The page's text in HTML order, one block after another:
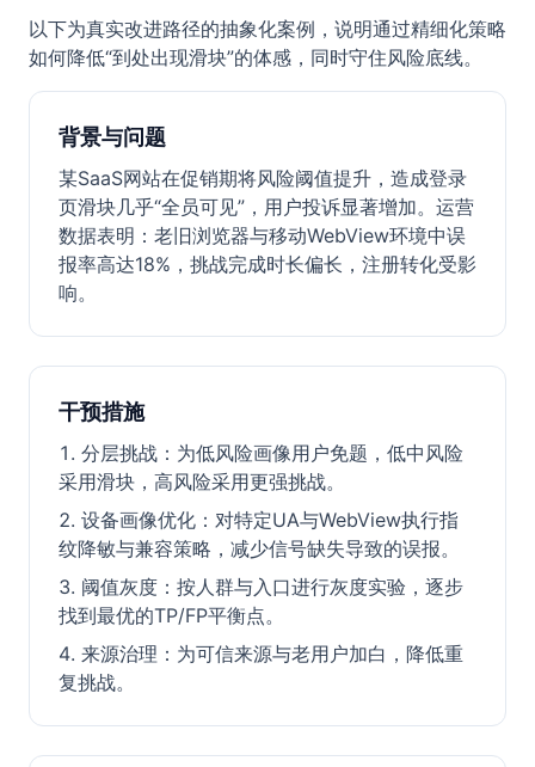
以下为真实改进路径的抽象化案例，说明通过精细化策略
如何降低“到处出现滑块”的体感，同时守住风险底线。
背景与问题
某SaaS网站在促销期将风险阈值提升，造成登录
页滑块几乎“全员可见”，用户投诉显著增加。运营
数据表明：老旧浏览器与移动WebView环境中误
报率高达18%，挑战完成时长偏长，注册转化受影
响。
干预措施
分层挑战：为低风险画像用户免题，低中风险
采用滑块，高风险采用更强挑战。
设备画像优化：对特定UA与WebView执行指
纹降敏与兼容策略，减少信号缺失导致的误报。
阈值灰度：按人群与入口进行灰度实验，逐步
找到最优的TP/FP平衡点。
来源治理：为可信来源与老用户加白，降低重
复挑战。